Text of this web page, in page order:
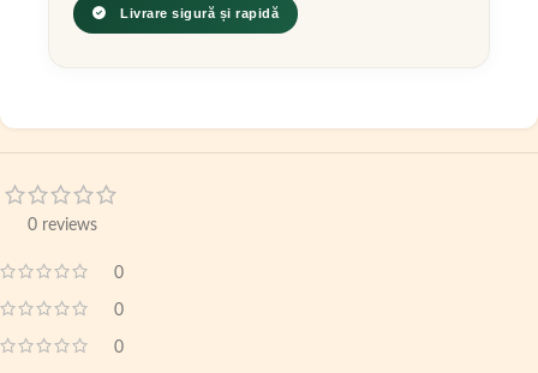
Livrare sigură și rapidă
0 reviews
0
0
0